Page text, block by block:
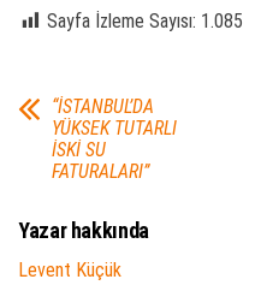
Sayfa İzleme Sayısı: 1.085
“İSTANBUL’DA
YÜKSEK TUTARLI
İSKİ SU
FATURALARI”
Yazar hakkında
Levent Küçük